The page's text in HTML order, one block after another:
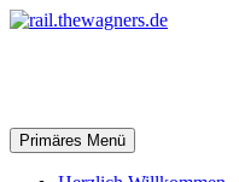
Zum
Suchen
Primäres Menü